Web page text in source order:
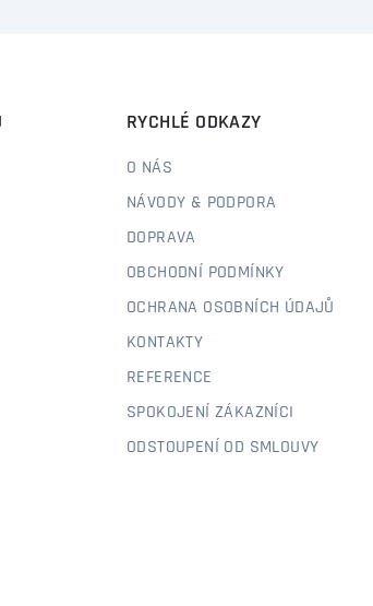
RYCHLÉ ODKAZY
O NÁS
NÁVODY & PODPORA
DOPRAVA
OBCHODNÍ PODMÍNKY
OCHRANA OSOBNÍCH ÚDAJŮ
KONTAKTY
REFERENCE
SPOKOJENÍ ZÁKAZNÍCI
ODSTOUPENÍ OD SMLOUVY